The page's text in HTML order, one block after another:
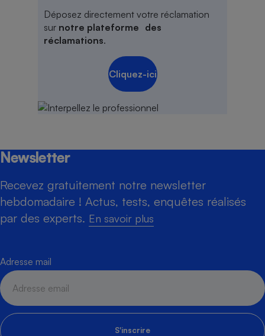
Déposez directement votre réclamation
sur notre plateforme des
réclamations.
Cliquez-ici
Newsletter
Recevez gratuitement notre newsletter
hebdomadaire ! Actus, tests, enquêtes réalisés
par des experts. En savoir plus
Adresse mail
S'inscrire